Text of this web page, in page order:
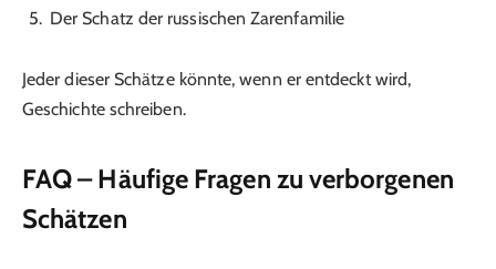
Der Schatz der russischen Zarenfamilie
Jeder dieser Schätze könnte, wenn er entdeckt wird,
Geschichte schreiben.
FAQ – Häufige Fragen zu verborgenen
Schätzen